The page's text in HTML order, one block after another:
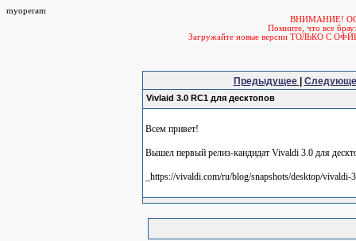
myoperam
ВНИМАНИЕ!
Помните, что все
Загружайте новые версии ТОЛЬКО С
Предыдущее
Vivlaid 3.0 RC1 для десктопов
Всем привет!
Вышел первый релиз-кандидат Vivaldi 3.0 для
_https://vivaldi.com/ru/blog/snapshots/desktop/vivaldi-